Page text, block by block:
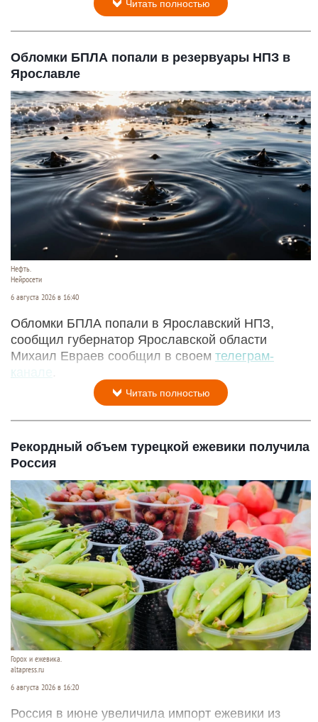
Читать полностью
Обломки БПЛА попали в резервуары НПЗ в
Ярославле
Нефть.
Нейросети
6 августа 2026 в 16:40
Обломки БПЛА попали в Ярославский НПЗ,
сообщил губернатор Ярославской области
Михаил Евраев сообщил в своем телеграм-
канале
Читать полностью
Рекордный объем турецкой ежевики получила
Россия
Горох и ежевика.
altapress.ru
6 августа 2026 в 16:20
Россия в июне увеличила импорт ежевики из